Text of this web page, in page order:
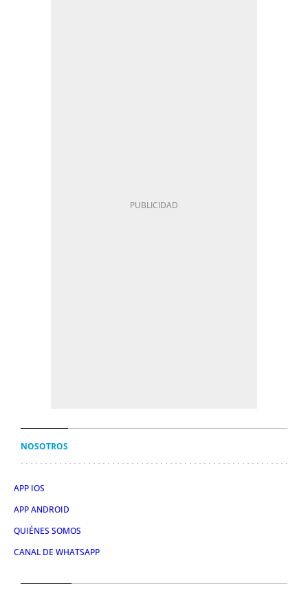
NOSOTROS
APP IOS
APP ANDROID
QUIÉNES SOMOS
CANAL DE WHATSAPP